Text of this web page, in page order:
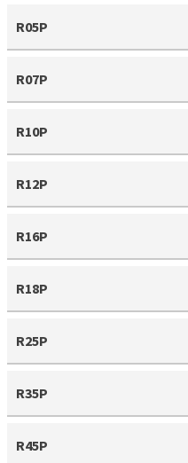
R05P
R07P
R10P
R12P
R16P
R18P
R25P
R35P
R45P